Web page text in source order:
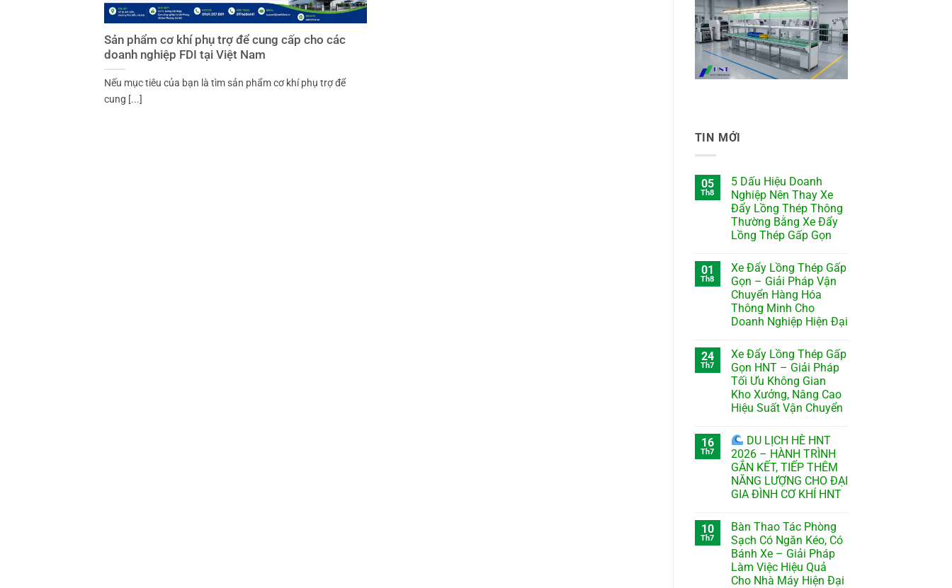
Sản phẩm cơ khí phụ trợ để cung cấp cho các
doanh nghiệp FDI tại Việt Nam
Nếu mục tiêu của bạn là tìm sản phẩm cơ khí phụ trợ để
cung [...]
TIN MỚI
05
Th8
5 Dấu Hiệu Doanh
Nghiệp Nên Thay Xe
Đẩy Lồng Thép Thông
Thường Bằng Xe Đẩy
Lồng Thép Gấp Gọn
01
Th8
Xe Đẩy Lồng Thép Gấp
Gọn – Giải Pháp Vận
Chuyển Hàng Hóa
Thông Minh Cho
Doanh Nghiệp Hiện Đại
24
Th7
Xe Đẩy Lồng Thép Gấp
Gọn HNT – Giải Pháp
Tối Ưu Không Gian
Kho Xưởng, Nâng Cao
Hiệu Suất Vận Chuyển
16
Th7
DU LỊCH HÈ HNT
2026 – HÀNH TRÌNH
GẮN KẾT, TIẾP THÊM
NĂNG LƯỢNG CHO ĐẠI
GIA ĐÌNH CƠ KHÍ HNT
10
Th7
Bàn Thao Tác Phòng
Sạch Có Ngăn Kéo, Có
Bánh Xe – Giải Pháp
Làm Việc Hiệu Quả
Cho Nhà Máy Hiện Đại